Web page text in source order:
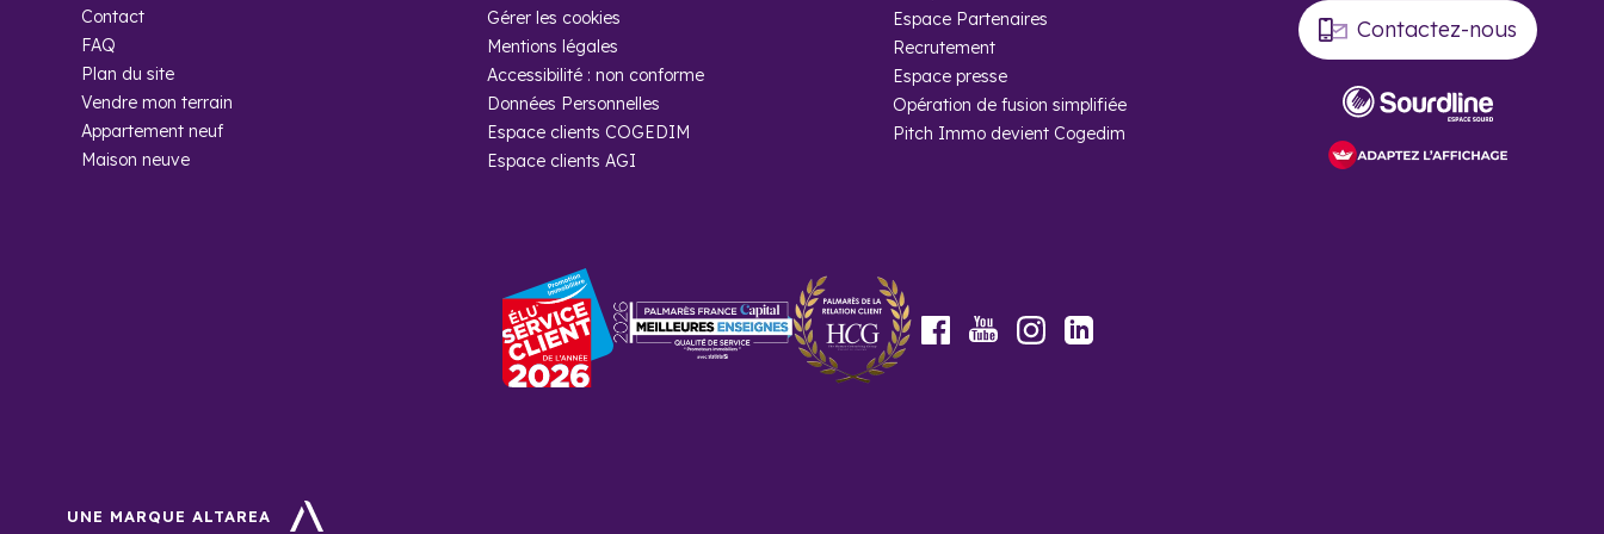
pas sur leur faim avec de nombreux sentiers de randonnées en forêts ou autour de ses magnifiques châteaux. Sans parler des
proches et de ses stations de ski.
Quel bien pour un investissement locatif en Moselle ?
Misez sur les petites surfaces qui offrent des taux de rentabilités plus intéressants. De plus la demande
locative pour ce type de biens est importante.
Contactez-nous
Contact
FAQ
Plan du site
Vendre mon terrain
Appartement neuf
Maison neuve
Gérer les cookies
Mentions légales
Accessibilité : non conforme
Données Personnelles
Espace clients COGEDIM
Espace clients AGI
Espace Partenaires
Recrutement
Espace presse
Opération de fusion simplifiée
Pitch Immo devient Cogedim
Facebook
YoutubeInstagramLinkedIn
UNE MARQUE ALTAREA